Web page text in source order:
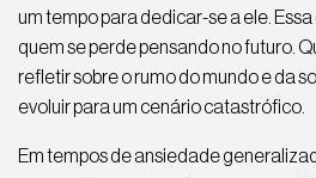
um tempo para dedicar-se a ele.
quem se perde pensando no futuro.
refletir sobre o rumo do mundo e da
evoluir para um cenário catastrófico.
Em tempos de ansiedade